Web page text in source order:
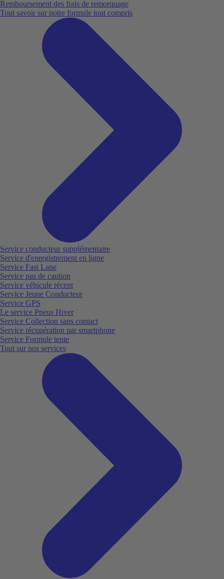
Remboursement des frais de remorquage
Tout savoir sur notre formule tout compris
Service conducteur supplémentaire
Service d'enregistrement en ligne
Service Fast Lane
Service pas de caution
Service véhicule récent
Service Jeune Conducteur
Service GPS
Le service Pneus Hiver
Service Collection sans contact
Service récupération par smartphone
Service Formule tente
Tout sur nos services